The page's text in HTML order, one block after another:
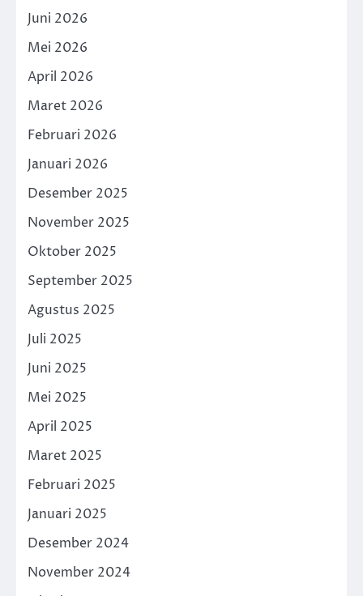
Juni 2026
Mei 2026
April 2026
Maret 2026
Februari 2026
Januari 2026
Desember 2025
November 2025
Oktober 2025
September 2025
Agustus 2025
Juli 2025
Juni 2025
Mei 2025
April 2025
Maret 2025
Februari 2025
Januari 2025
Desember 2024
November 2024